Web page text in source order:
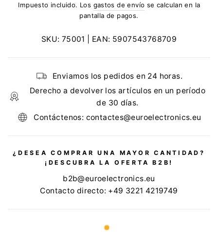
Impuesto incluido. Los gastos de envío se calculan en la
pantalla de pagos.
SKU: 75001 | EAN: 5907543768709
Enviamos los pedidos en 24 horas.
Derecho a devolver los artículos en un período
de 30 días.
Contáctenos: contactes@euroelectronics.eu
¿DESEA COMPRAR UNA MAYOR CANTIDAD?
¡DESCUBRA LA OFERTA B2B!
b2b@euroelectronics.eu
Contacto directo: +49 3221 4219749